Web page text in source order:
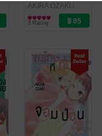
AKIRA OZAKI /
Bongkoch
Publishing
การ์ตูนผู้หญิง
3 Rating